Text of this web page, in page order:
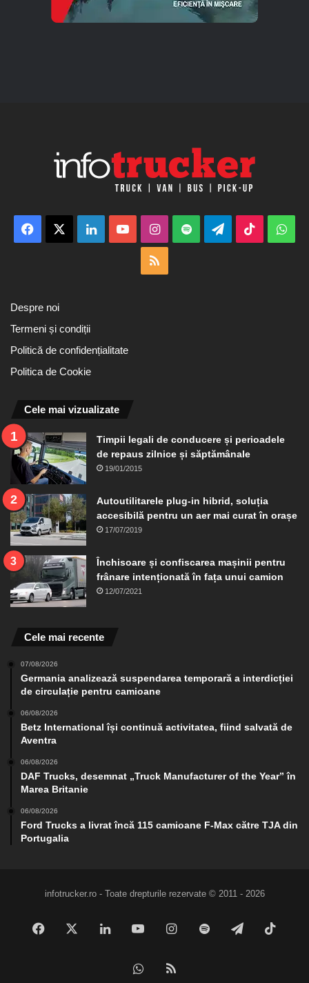
Facebook LinkedInYouTubeInstagram
Spotify TelegramTikTok
Despre noi
Termeni și condiții
Politică de confidențialitate
Politica de Cookie
Cele mai vizualizate
Timpii legali de conducere și perioadele
de repaus zilnice și săptămânale
19/01/2015
Autoutilitarele plug-in hibrid, soluția
accesibilă pentru un aer mai curat în orașe
17/07/2019
Închisoare și confiscarea mașinii pentru
frânare intenționată în fața unui camion
12/07/2021
Cele mai recente
07/08/2026
Germania analizează suspendarea temporară a interdicției
de circulație pentru camioane
06/08/2026
Betz International își continuă activitatea, fiind salvată de
Aventra
06/08/2026
DAF Trucks, desemnat „Truck Manufacturer of the Year” în
Marea Britanie
06/08/2026
Ford Trucks a livrat încă 115 camioane F-Max către TJA din
Portugalia
infotrucker.ro - Toate drepturile rezervate © 2011 - 2026
Facebook LinkedInYouTubeInstagram
Spotify Telegram
WhatsApp